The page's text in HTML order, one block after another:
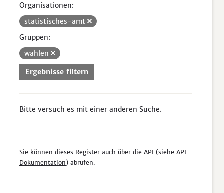
Organisationen:
statistisches-amt
Gruppen:
wahlen
Ergebnisse filtern
Bitte versuch es mit einer anderen Suche.
Sie können dieses Register auch über die API (siehe API-
Dokumentation) abrufen.